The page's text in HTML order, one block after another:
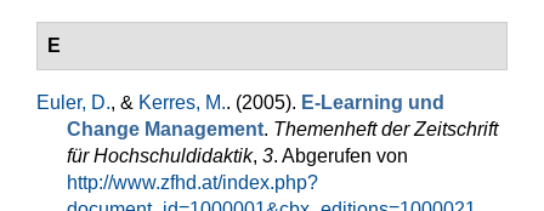
E
Euler, D., & Kerres, M.. (2005). E-Learning und
Change Management. Themenheft der Zeitschrift
für Hochschuldidaktik, 3. Abgerufen von
http://www.zfhd.at/index.php?